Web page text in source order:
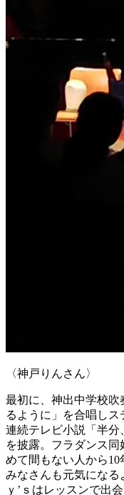
〈神戸りんさん〉
最初に、神出中学校
るように」を合唱し
連続テレビ小説「半分
を披露。フラダンス
めて間もない人から
みなさんも元気になる
ｙ’ｓはレッスンで出